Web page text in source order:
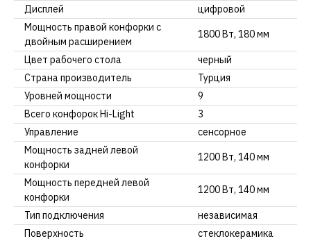
Дисплей
цифровой
Мощность правой конфорки с
двойным расширением
1800 Вт, 180 мм
Цвет рабочего стола
черный
Страна производитель
Турция
Уровней мощности
9
Всего конфорок Hi-Light
3
Управление
сенсорное
Мощность задней левой
конфорки
1200 Вт, 140 мм
Мощность передней левой
конфорки
1200 Вт, 140 мм
Тип подключения
независимая
Поверхность
стеклокерамика